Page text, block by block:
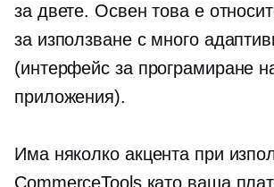
за двете. Освен това е
за използване с много
(интерфейс за програмиране
приложения).
Има няколко акцента при
CommerceTools като ваша